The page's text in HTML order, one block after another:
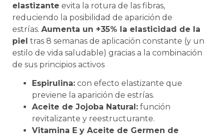
elastizante evita la rotura de las fibras,
reduciendo la posibilidad de aparición de
estrías. Aumenta un +35% la elasticidad de la
piel tras 8 semanas de aplicación constante (y un
estilo de vida saludable) gracias a la combinación
de sus principios activos
Espirulina: con efecto elastizante que
previene la aparición de estrías.
Aceite de Jojoba Natural: función
revitalizante y reestructurante.
Vitamina E y Aceite de Germen de